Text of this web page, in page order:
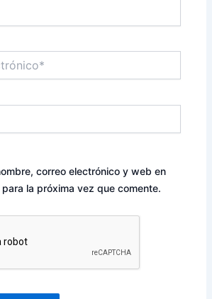
correo electrónico y web en
la próxima vez que comente.